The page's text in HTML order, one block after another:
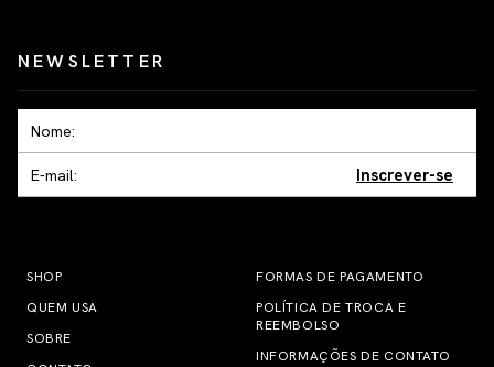
NEWSLETTER
Inscrever-se
SHOP
QUEM USA
SOBRE
FORMAS DE PAGAMENTO
POLÍTICA DE TROCA E
REEMBOLSO
INFORMAÇÕES DE CONTATO